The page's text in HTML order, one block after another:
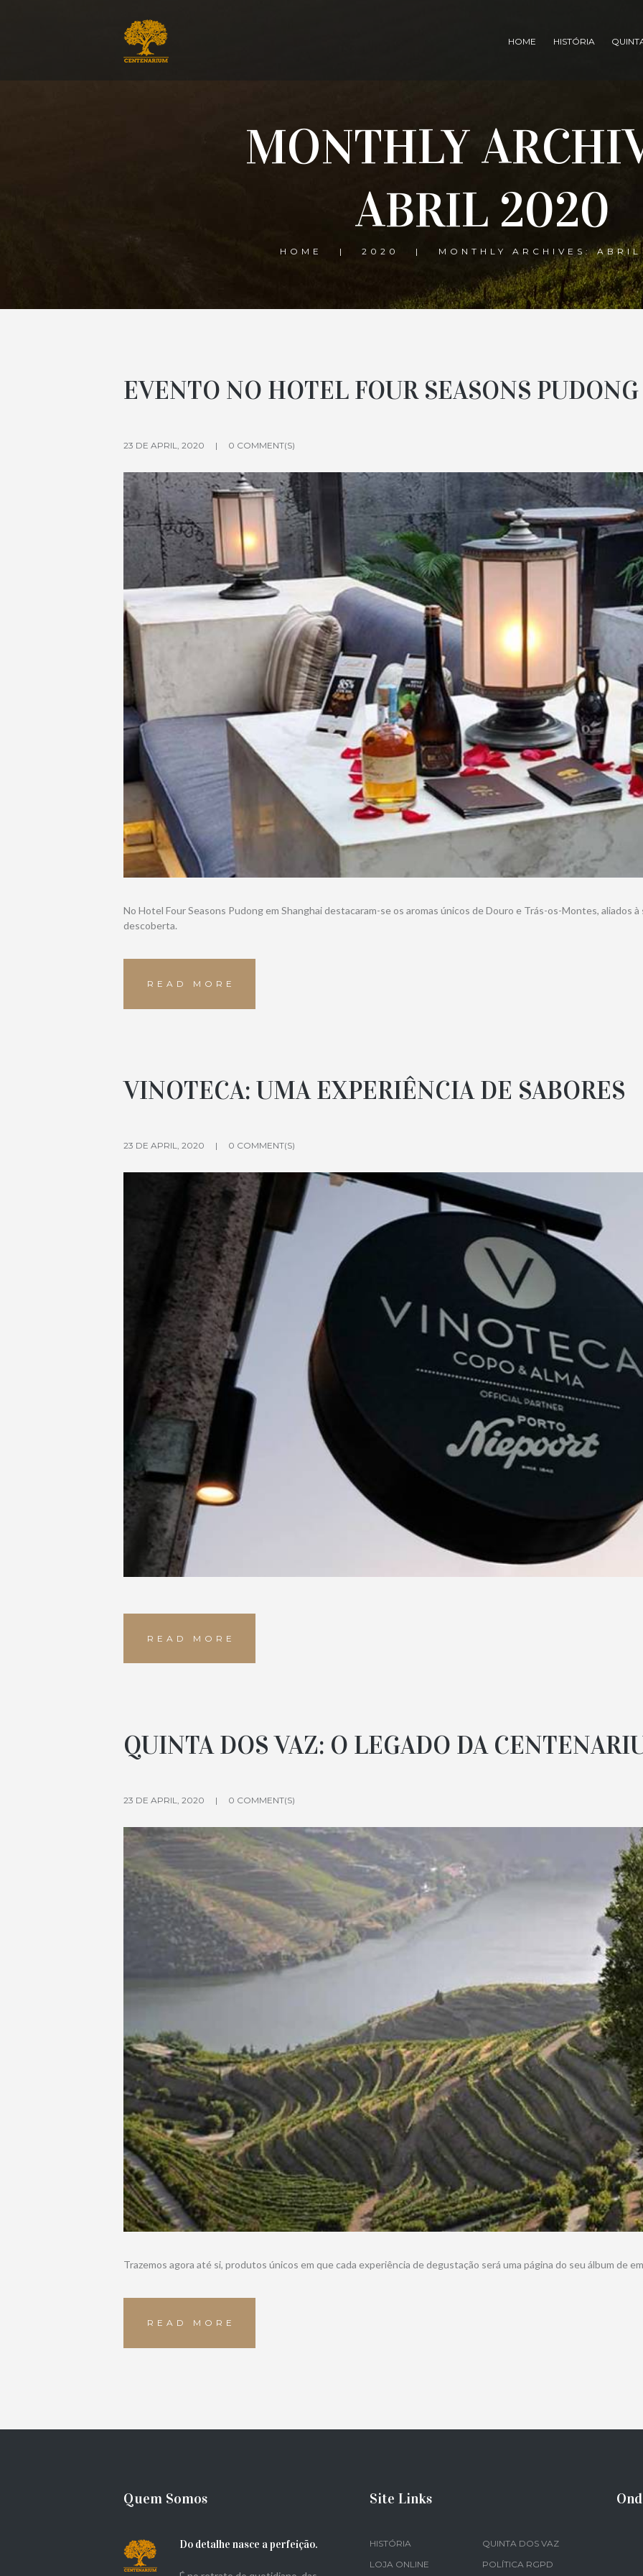
HOME HISTÓRIA
MONTHLY
ABRIL 2020
HOME 2020 MONTHLY ARCHIVES:
EVENTO NO HOTEL FOUR SEASONS PUDONG
23 DE APRIL, 2020 0 COMMENT(S)
No Hotel Four Seasons Pudong em Shanghai destacaram-se os aromas únicos de Douro e Trás-os-Montes, aliados
descoberta.
READ MORE
VINOTECA: UMA EXPERIÊNCIA DE SABORES
23 DE APRIL, 2020 0 COMMENT(S)
READ MORE
QUINTA DOS VAZ: O LEGADO DA
23 DE APRIL, 2020 0 COMMENT(S)
Trazemos agora até si, produtos únicos em que cada experiência de degustação será uma página do seu álbum de
READ MORE
Quem Somos
Do detalhe nasce a perfeição.
Site Links
HISTÓRIA
QUINTA DOS VAZ
LOJA ONLINE
POLÍTICA RGPD